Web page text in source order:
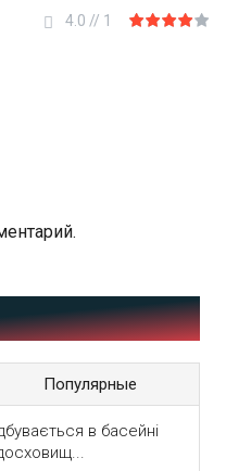
4.0 // 1
Популярные
в басейні